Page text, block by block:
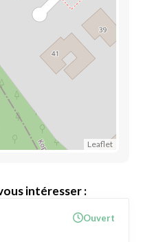
Leaflet
intéresser :
Ouvert